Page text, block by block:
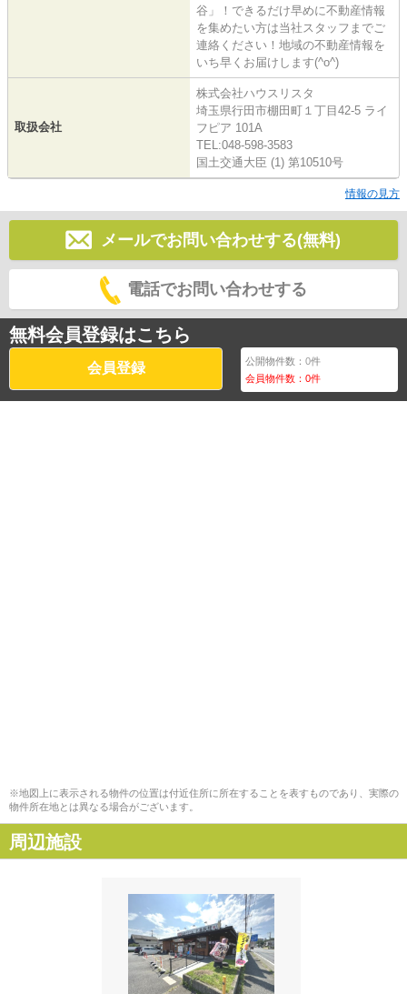
谷」！できるだけ早めに不動産情報
を集めたい方は当社スタッフまでご
連絡ください！地域の不動産情報を
いち早くお届けします(^o^)
取扱会社
株式会社ハウスリスタ
埼玉県行田市棚田町１丁目42-5 ライ
フピア 101A
TEL:048-598-3583
国土交通大臣 (1) 第10510号
情報の見方
メールでお問い合わせする(無料)
電話でお問い合わせする
無料会員登録はこちら
会員登録 公開物件数：0件
会員物件数：0件
※地図上に表示される物件の位置は付近住所に所在することを表すものであり、実際の
物件所在地とは異なる場合がございます。
周辺施設